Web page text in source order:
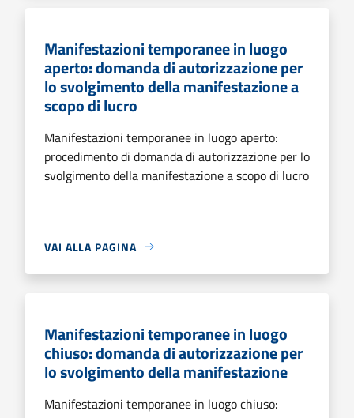
Manifestazioni temporanee in luogo
aperto: domanda di autorizzazione per
lo svolgimento della manifestazione a
scopo di lucro
Manifestazioni temporanee in luogo aperto:
procedimento di domanda di autorizzazione per lo
svolgimento della manifestazione a scopo di lucro
VAI ALLA PAGINA
Manifestazioni temporanee in luogo
chiuso: domanda di autorizzazione per
lo svolgimento della manifestazione
Manifestazioni temporanee in luogo chiuso: